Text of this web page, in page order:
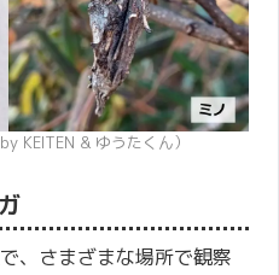
KEITEN & ゆうたくん）
、さまざまな場所で観察